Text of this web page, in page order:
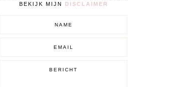
BEKIJK MIJN
DISCLAIMER